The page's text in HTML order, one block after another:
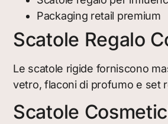
Packaging retail premium
Scatole Regalo
Le scatole rigide forniscono
vetro, flaconi di profumo e set
Scatole